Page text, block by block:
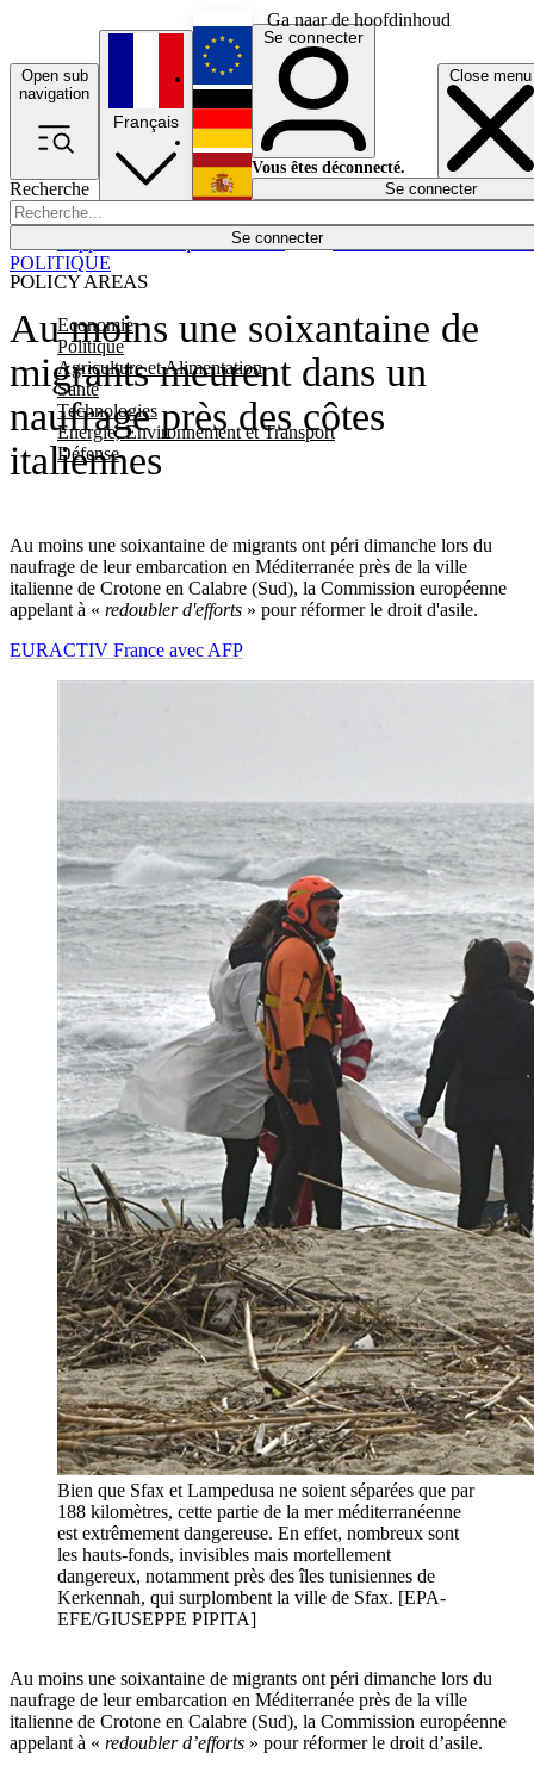
Ga naar de hoofdinhoud
Open sub
navigation
Close menu
Recherche
Se connecter
POLICY AREAS
Economie
Politique
Agriculture et Alimentation
Santé
Technologies
Energie, Environnement et Transport
Défense
Économie
Français
English
Deutsch
Español
Se connecter
Vous êtes déconnecté.
Se connecter
Au moins une soixantaine de
migrants meurent dans un
naufrage près des côtes
italiennes
Au moins une soixantaine de migrants ont péri dimanche lors du
naufrage de leur embarcation en Méditerranée près de la ville
italienne de Crotone en Calabre (Sud), la Commission européenne
appelant à « redoubler d'efforts » pour réformer le droit d'asile.
POLITIQUE
EURACTIV France avec AFP
Bien que Sfax et Lampedusa ne soient séparées que par
188 kilomètres, cette partie de la mer méditerranéenne
est extrêmement dangereuse. En effet, nombreux sont
les hauts-fonds, invisibles mais mortellement
dangereux, notamment près des îles tunisiennes de
Kerkennah, qui surplombent la ville de Sfax. [EPA-
EFE/GIUSEPPE PIPITA]
Au moins une soixantaine de migrants ont péri dimanche lors du
naufrage de leur embarcation en Méditerranée près de la ville
italienne de Crotone en Calabre (Sud), la Commission européenne
appelant à « redoubler d’efforts » pour réformer le droit d’asile.